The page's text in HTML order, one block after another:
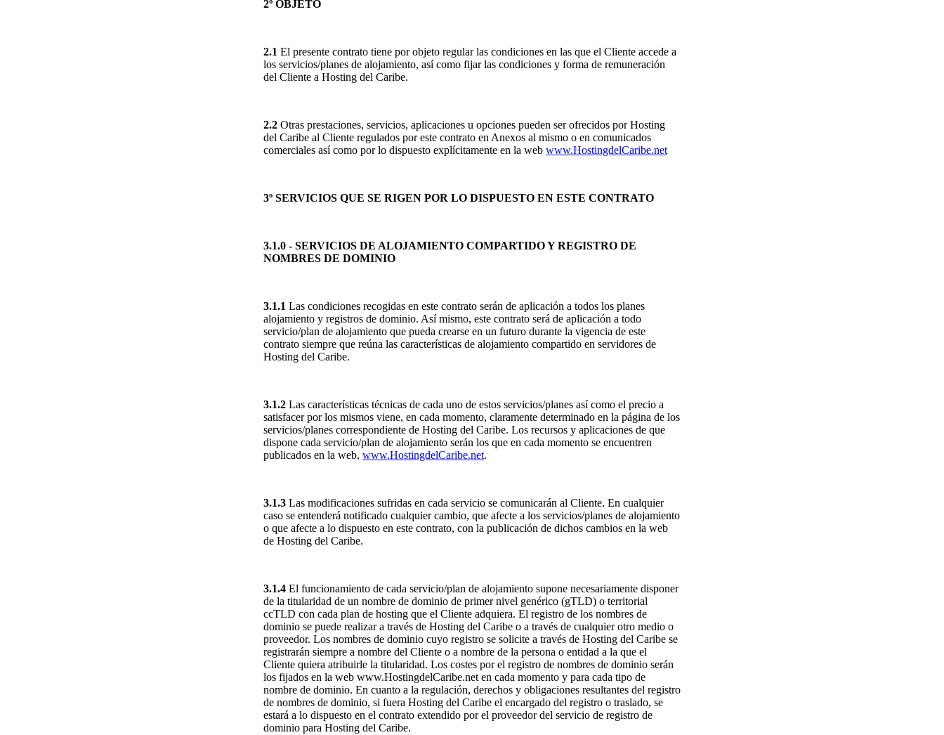
2º OBJETO
2.1 El presente contrato tiene por objeto regular las condiciones en las que el Cliente accede a
los servicios/planes de alojamiento, así como fijar las condiciones y forma de remuneración
del Cliente a Hosting del Caribe.
2.2 Otras prestaciones, servicios, aplicaciones u opciones pueden ser ofrecidos por Hosting
del Caribe al Cliente regulados por este contrato en Anexos al mismo o en comunicados
comerciales así como por lo dispuesto explícitamente en la web www.HostingdelCaribe.net
3º SERVICIOS QUE SE RIGEN POR LO DISPUESTO EN ESTE CONTRATO
3.1.0 - SERVICIOS DE ALOJAMIENTO COMPARTIDO Y REGISTRO DE
NOMBRES DE DOMINIO
3.1.1 Las condiciones recogidas en este contrato serán de aplicación a todos los planes
alojamiento y registros de dominio. Así mismo, este contrato será de aplicación a todo
servicio/plan de alojamiento que pueda crearse en un futuro durante la vigencia de este
contrato siempre que reúna las características de alojamiento compartido en servidores de
Hosting del Caribe.
3.1.2 Las características técnicas de cada uno de estos servicios/planes así como el precio a
satisfacer por los mismos viene, en cada momento, claramente determinado en la página de los
servicios/planes correspondiente de Hosting del Caribe. Los recursos y aplicaciones de que
dispone cada servicio/plan de alojamiento serán los que en cada momento se encuentren
publicados en la web, www.HostingdelCaribe.net.
3.1.3 Las modificaciones sufridas en cada servicio se comunicarán al Cliente. En cualquier
caso se entenderá notificado cualquier cambio, que afecte a los servicios/planes de alojamiento
o que afecte a lo dispuesto en este contrato, con la publicación de dichos cambios en la web
de Hosting del Caribe.
3.1.4 El funcionamiento de cada servicio/plan de alojamiento supone necesariamente disponer
de la titularidad de un nombre de dominio de primer nivel genérico (gTLD) o territorial
ccTLD con cada plan de hosting que el Cliente adquiera. El registro de los nombres de
dominio se puede realizar a través de Hosting del Caribe o a través de cualquier otro medio o
proveedor. Los nombres de dominio cuyo registro se solicite a través de Hosting del Caribe se
registrarán siempre a nombre del Cliente o a nombre de la persona o entidad a la que el
Cliente quiera atribuirle la titularidad. Los costes por el registro de nombres de dominio serán
los fijados en la web www.HostingdelCaribe.net en cada momento y para cada tipo de
nombre de dominio. En cuanto a la regulación, derechos y obligaciones resultantes del registro
de nombres de dominio, si fuera Hosting del Caribe el encargado del registro o traslado, se
estará a lo dispuesto en el contrato extendido por el proveedor del servicio de registro de
dominio para Hosting del Caribe.